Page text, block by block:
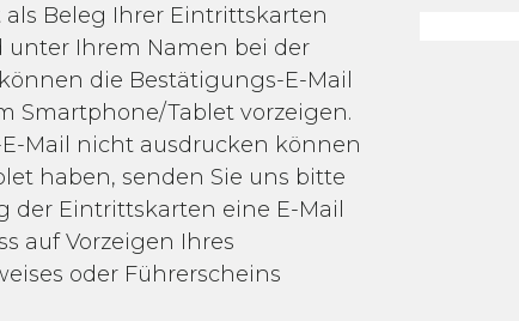
Beleg Ihrer Eintrittskarten
unter Ihrem Namen bei der
die Bestätigungs-E-Mail
Smartphone/Tablet vorzeigen.
Mail nicht ausdrucken können
haben, senden Sie uns bitte
der Eintrittskarten eine E-Mail
auf Vorzeigen Ihres
oder Führerscheins